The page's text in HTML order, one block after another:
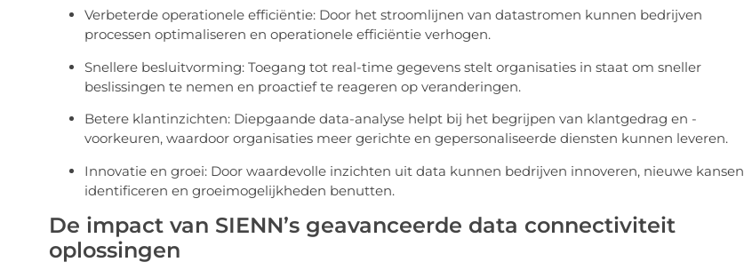
Verbeterde operationele efficiëntie: Door het stroomlijnen van datastromen kunnen bedrijven
processen optimaliseren en operationele efficiëntie verhogen.
Snellere besluitvorming: Toegang tot real-time gegevens stelt organisaties in staat om sneller
beslissingen te nemen en proactief te reageren op veranderingen.
Betere klantinzichten: Diepgaande data-analyse helpt bij het begrijpen van klantgedrag en -
voorkeuren, waardoor organisaties meer gerichte en gepersonaliseerde diensten kunnen leveren.
Innovatie en groei: Door waardevolle inzichten uit data kunnen bedrijven innoveren, nieuwe kansen
identificeren en groeimogelijkheden benutten.
De impact van SIENN’s geavanceerde data connectiviteit
oplossingen